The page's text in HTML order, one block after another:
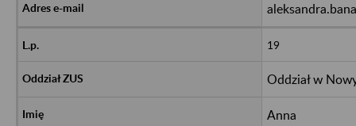
19
Oddział w
Anna